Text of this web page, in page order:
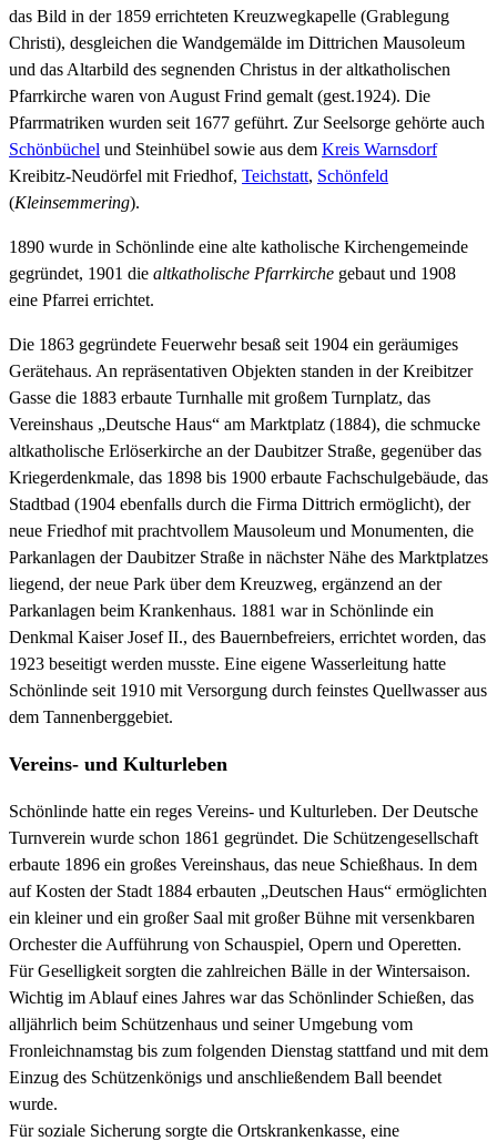
das Bild in der 1859 errichteten Kreuzwegkapelle (Grablegung
Christi), desgleichen die Wandgemälde im Dittrichen Mausoleum
und das Altarbild des segnenden Christus in der altkatholischen
Pfarrkirche waren von August Frind gemalt (gest.1924). Die
Pfarrmatriken wurden seit 1677 geführt. Zur Seelsorge gehörte auch
Schönbüchel und Steinhübel sowie aus dem Kreis Warnsdorf
Kreibitz-Neudörfel mit Friedhof, Teichstatt, Schönfeld
(Kleinsemmering).
1890 wurde in Schönlinde eine alte katholische Kirchengemeinde
gegründet, 1901 die altkatholische Pfarrkirche gebaut und 1908
eine Pfarrei errichtet.
Die 1863 gegründete Feuerwehr besaß seit 1904 ein geräumiges
Gerätehaus. An repräsentativen Objekten standen in der Kreibitzer
Gasse die 1883 erbaute Turnhalle mit großem Turnplatz, das
Vereinshaus „Deutsche Haus“ am Marktplatz (1884), die schmucke
altkatholische Erlöserkirche an der Daubitzer Straße, gegenüber das
Kriegerdenkmale, das 1898 bis 1900 erbaute Fachschulgebäude, das
Stadtbad (1904 ebenfalls durch die Firma Dittrich ermöglicht), der
neue Friedhof mit prachtvollem Mausoleum und Monumenten, die
Parkanlagen der Daubitzer Straße in nächster Nähe des Marktplatzes
liegend, der neue Park über dem Kreuzweg, ergänzend an der
Parkanlagen beim Krankenhaus. 1881 war in Schönlinde ein
Denkmal Kaiser Josef II., des Bauernbefreiers, errichtet worden, das
1923 beseitigt werden musste. Eine eigene Wasserleitung hatte
Schönlinde seit 1910 mit Versorgung durch feinstes Quellwasser aus
dem Tannenberggebiet.
Vereins- und Kulturleben
Schönlinde hatte ein reges Vereins- und Kulturleben. Der Deutsche
Turnverein wurde schon 1861 gegründet. Die Schützengesellschaft
erbaute 1896 ein großes Vereinshaus, das neue Schießhaus. In dem
auf Kosten der Stadt 1884 erbauten „Deutschen Haus“ ermöglichten
ein kleiner und ein großer Saal mit großer Bühne mit versenkbaren
Orchester die Aufführung von Schauspiel, Opern und Operetten.
Für Geselligkeit sorgten die zahlreichen Bälle in der Wintersaison.
Wichtig im Ablauf eines Jahres war das Schönlinder Schießen, das
alljährlich beim Schützenhaus und seiner Umgebung vom
Fronleichnamstag bis zum folgenden Dienstag stattfand und mit dem
Einzug des Schützenkönigs und anschließendem Ball beendet
wurde.
Für soziale Sicherung sorgte die Ortskrankenkasse, eine